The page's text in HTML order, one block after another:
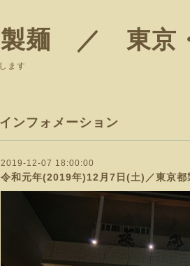
麺 ／ 東京
ます
インフォメーション
2019-12-07 18:00:00
令和元年(2019年)12月7日(土)／東京都